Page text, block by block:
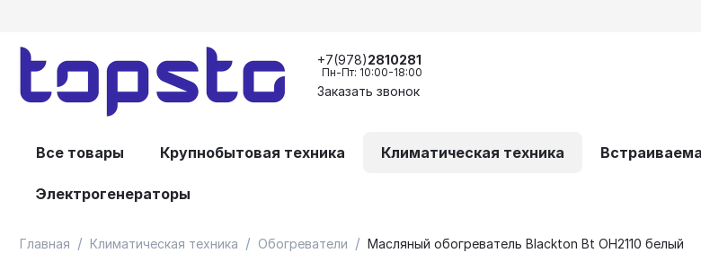
+7(978)2810281
Пн-Пт: 10:00-18:00
Заказать звонок
Все товары Крупнобытовая техника Климатическая техника
Электрогенераторы
Главная / Климатическая техника / Обогреватели / Масляный обогреватель Blackton Bt OH2110 белый